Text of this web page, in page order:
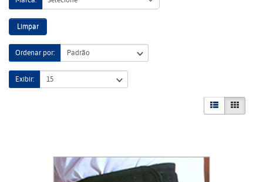
Limpar
Ordenar por:
Exibir: